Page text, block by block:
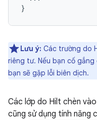
}
Lưu ý: Các trường do
riêng tư. Nếu bạn cố
bạn sẽ gặp lỗi biên dịch.
Các lớp do Hilt chèn
cũng sử dụng tính năng